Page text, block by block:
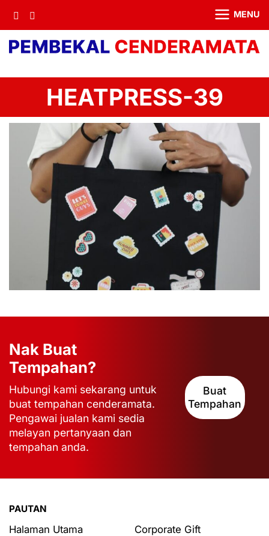
MENU
HEATPRESS-39
Nak Buat
Tempahan?
Hubungi kami sekarang untuk
buat tempahan cenderamata.
Pengawai jualan kami sedia
melayan pertanyaan dan
tempahan anda.
Buat
Tempahan
PAUTAN
Halaman Utama
Corporate Gift